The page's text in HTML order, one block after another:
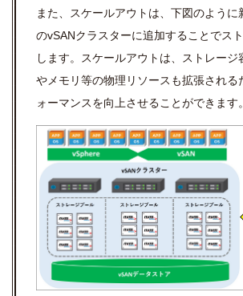
また、スケールアウトは、下図のよう
のvSANクラスターに追加することでス
します。スケールアウトは、ストレージ
やメモリ等の物理リソースも拡張される
ォーマンスを向上させることができます。